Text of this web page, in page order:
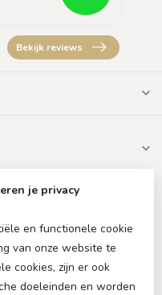
Bekijk reviews
je privacy
en functionele cookie
van onze website te
cookies, zijn er ook
doeleinden en worden